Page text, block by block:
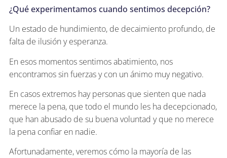
¿Qué experimentamos cuando sentimos decepción?
Un estado de hundimiento, de decaimiento profundo, de
falta de ilusión y esperanza.
En esos momentos sentimos abatimiento, nos
encontramos sin fuerzas y con un ánimo muy negativo.
En casos extremos hay personas que sienten que nada
merece la pena, que todo el mundo les ha decepcionado,
que han abusado de su buena voluntad y que no merece
la pena confiar en nadie.
Afortunadamente, veremos cómo la mayoría de las